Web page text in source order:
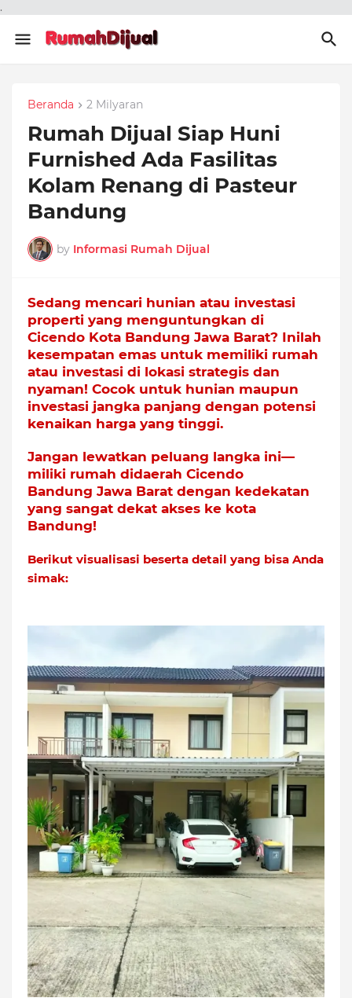
.
Beranda 2 Milyaran
Rumah Dijual Siap Huni
Furnished Ada Fasilitas
Kolam Renang di Pasteur
Bandung
by Informasi Rumah Dijual
Sedang mencari hunian atau investasi
properti yang menguntungkan di
Cicendo Kota Bandung Jawa Barat? Inilah
kesempatan emas untuk memiliki rumah
atau investasi di lokasi strategis dan
nyaman! Cocok untuk hunian maupun
investasi jangka panjang dengan potensi
kenaikan harga yang tinggi.
Jangan lewatkan peluang langka ini—
miliki rumah didaerah Cicendo
Bandung Jawa Barat dengan kedekatan
yang sangat dekat akses ke kota
Bandung!
Berikut visualisasi beserta detail yang bisa Anda
simak: